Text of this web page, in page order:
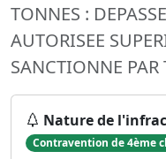
TONNES :
AUTORISEE
SANCTIONNE
Nature de
Contravention de 4ème